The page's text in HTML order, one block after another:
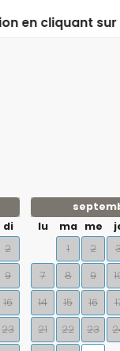
d’arrivée et
di
2
9
16
23
lu
ma me
1
2
7
8 9
14
15 16
21
22 23